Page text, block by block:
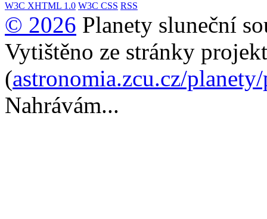
W3C XHTML 1.0 W3C CSS RSS
© 2026 Planety sluneční
Vytištěno ze stránky
(astronomia.zcu.cz/
Nahrávám...